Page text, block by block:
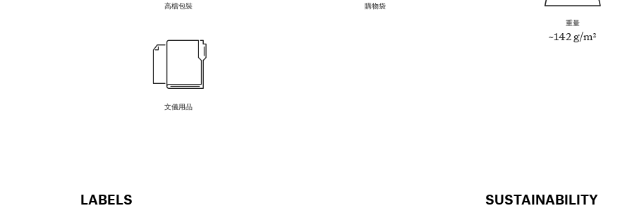
高檔包裝 購物袋
文儀用品
重量
~142 g/m²
LABELS SUSTAINABILITY